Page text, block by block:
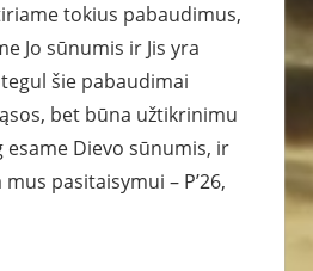
tokius pabaudimus,
Jo sūnumis ir Jis yra
šie pabaudimai
bet būna užtikrinimu
Dievo sūnumis, ir
pasitaisymui – P’26,